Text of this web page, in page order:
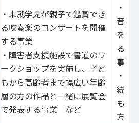
・未就学児が親子で鑑賞でき
る吹奏楽のコンサートを開催
する事業
・障害者支援施設で書道のワ
ークショップを実施し、子ど
もから高齢者まで幅広い年齢
層の方の作品と一緒に展覧会
で発表する事業 など
・子
音や
を自
るワ
事
・シ
統芸
もら
方々